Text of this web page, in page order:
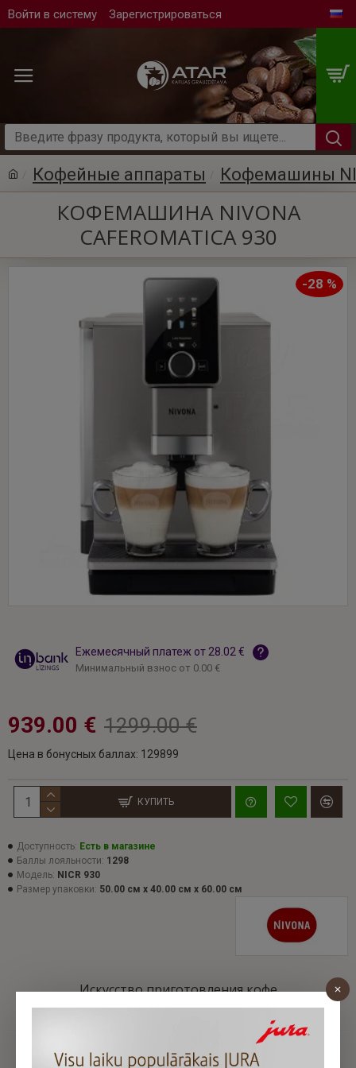
Войти в систему Зарегистрироваться
Кофейные аппараты Кофемашины
КОФЕМАШИНА NIVONA
CAFEROMATICA 930
-28 %
Доступность: Есть в магазине
Баллы лояльности: 1298
Модель: NICR 930
Размер упаковки: 50.00 см x 40.00 см x 60.00 см
939.00 € 1299.00 €
Цена в бонусных баллах: 129899
Ежемесячный платеж от 28.02 €
Минимальный взнос от 0.00 €
КУПИТЬ
Искусство приготовления кофе
Тихий и стильный для максимального аромата
Никто не может заглянуть в будущее. Но его можно